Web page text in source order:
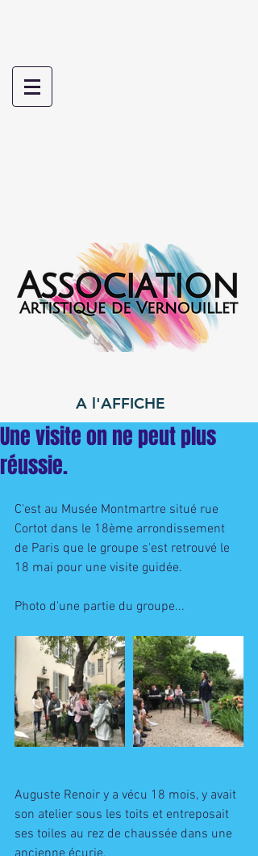
A l'AFFICHE
Une visite on ne peut plus
réussie.
C'est au Musée Montmartre situé rue
Cortot dans le 18ème arrondissement
de Paris que le groupe s'est retrouvé le
18 mai pour une visite guidée.
Photo d'une partie du groupe...
Auguste Renoir y a vécu 18 mois, y avait
son atelier sous les toits et entreposait
ses toiles au rez de chaussée dans une